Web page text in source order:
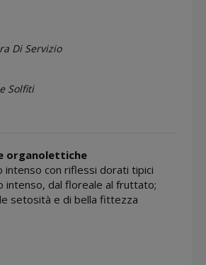
Di Servizio
Solfiti
organolettiche
intenso con riflessi dorati tipici
intenso, dal floreale al fruttato;
setosità e di bella fittezza